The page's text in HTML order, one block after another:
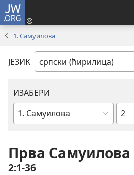
JW.ORG
1. Самуилова
ЈЕЗИК
ИЗАБЕРИ
Библијска
Прва Самуилова
2:1-36